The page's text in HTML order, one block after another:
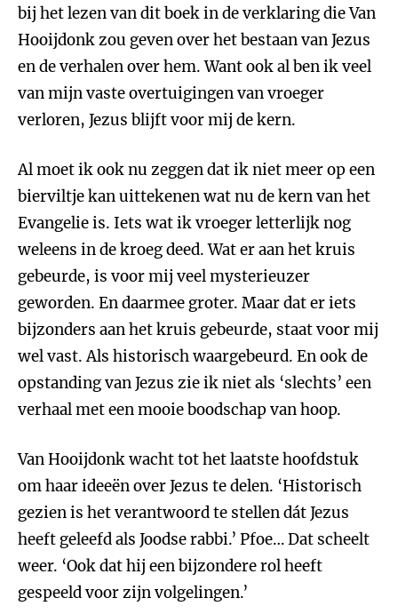
bij het lezen van dit boek in de verklaring die Van
Hooijdonk zou geven over het bestaan van Jezus
en de verhalen over hem. Want ook al ben ik veel
van mijn vaste overtuigingen van vroeger
verloren, Jezus blijft voor mij de kern.
Al moet ik ook nu zeggen dat ik niet meer op een
bierviltje kan uittekenen wat nu de kern van het
Evangelie is. Iets wat ik vroeger letterlijk nog
weleens in de kroeg deed. Wat er aan het kruis
gebeurde, is voor mij veel mysterieuzer
geworden. En daarmee groter. Maar dat er iets
bijzonders aan het kruis gebeurde, staat voor mij
wel vast. Als historisch waargebeurd. En ook de
opstanding van Jezus zie ik niet als ‘slechts’ een
verhaal met een mooie boodschap van hoop.
Van Hooijdonk wacht tot het laatste hoofdstuk
om haar ideeën over Jezus te delen. ‘Historisch
gezien is het verantwoord te stellen dát Jezus
heeft geleefd als Joodse rabbi.’ Pfoe… Dat scheelt
weer. ‘Ook dat hij een bijzondere rol heeft
gespeeld voor zijn volgelingen.’